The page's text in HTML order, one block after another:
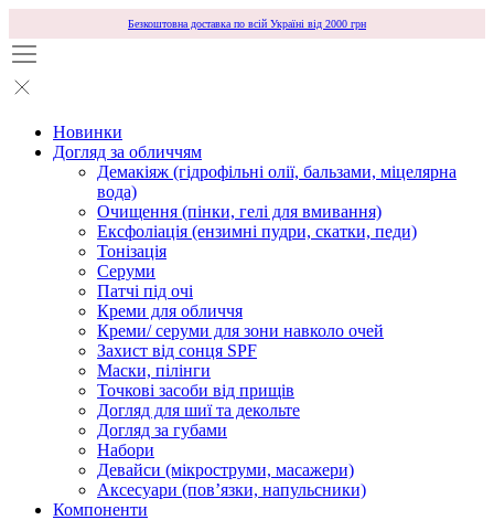
Безкоштовна доставка по всій Україні від 2000 грн
Новинки
Догляд за обличчям
Демакіяж (гідрофільні олії, бальзами, міцелярна
вода)
Очищення (пінки, гелі для вмивання)
Ексфоліація (ензимні пудри, скатки, педи)
Тонізація
Серуми
Патчі під очі
Креми для обличчя
Креми/ серуми для зони навколо очей
Захист від сонця SPF
Маски, пілінги
Точкові засоби від прищів
Догляд для шиї та декольте
Догляд за губами
Набори
Девайси (мікроструми, масажери)
Аксесуари (повʼязки, напульсники)
Компоненти